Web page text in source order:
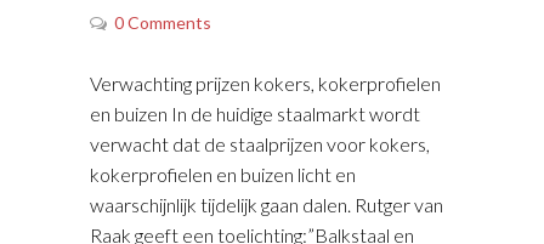
0 Comments
Verwachting prijzen kokers, kokerprofielen
en buizen In de huidige staalmarkt wordt
verwacht dat de staalprijzen voor kokers,
kokerprofielen en buizen licht en
waarschijnlijk tijdelijk gaan dalen. Rutger van
Raak geeft een toelichting:”Balkstaal en